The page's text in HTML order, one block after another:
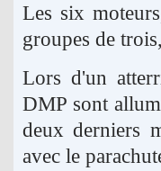
Les six
groupes de
Lors d'un
DMP sont
deux derniers
avec le